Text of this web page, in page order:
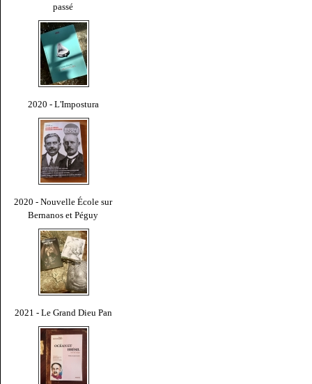
passé
2020 - L'Impostura
2020 - Nouvelle École sur
Bernanos et Péguy
2021 - Le Grand Dieu Pan